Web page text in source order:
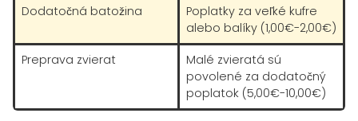
Dodatočná batožina
Poplatky za veľké kufre
alebo balíky (1,00€-2,00€)
Preprava zvierat
Malé zvieratá sú
povolené za dodatočný
poplatok (5,00€-10,00€)